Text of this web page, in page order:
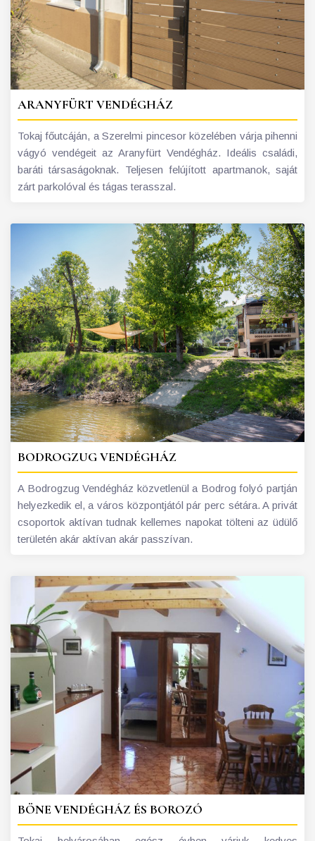
ARANYFÜRT VENDÉGHÁZ
Tokaj főutcáján, a Szerelmi pincesor közelében várja pihenni
vágyó vendégeit az Aranyfürt Vendégház. Ideális családi,
baráti társaságoknak. Teljesen felújított apartmanok, saját
zárt parkolóval és tágas terasszal.
BODROGZUG VENDÉGHÁZ
A Bodrogzug Vendégház közvetlenül a Bodrog folyó partján
helyezkedik el, a város központjától pár perc sétára. A privát
csoportok aktívan tudnak kellemes napokat tölteni az üdülő
területén akár aktívan akár passzívan.
BÖNE VENDÉGHÁZ ÉS BOROZÓ